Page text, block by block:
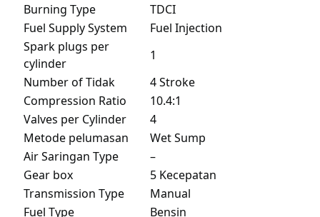
Burning Type
TDCI
Fuel Supply System
Fuel Injection
Spark plugs per
cylinder
1
Number of Tidak
4 Stroke
Compression Ratio
10.4:1
Valves per Cylinder
4
Metode pelumasan
Wet Sump
Air Saringan Type
–
Gear box
5 Kecepatan
Transmission Type
Manual
Fuel Type
Bensin